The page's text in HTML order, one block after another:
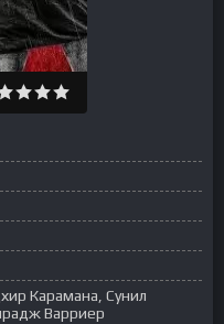
Карамана, Сунил
Варриер